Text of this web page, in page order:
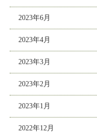
2023年6月
2023年4月
2023年3月
2023年2月
2023年1月
2022年12月